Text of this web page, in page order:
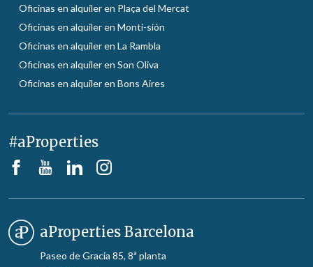
Oficinas en alquiler en Plaça del Mercat
Oficinas en alquiler en Monti-sión
Oficinas en alquiler en La Rambla
Oficinas en alquiler en Son Oliva
Oficinas en alquiler en Bons Aires
#aProperties
aProperties Barcelona
Paseo de Gracia 85, 8ª planta